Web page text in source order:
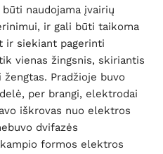
naudojama įvairių
ir gali būti taikoma
ir siekiant pagerinti
vienas žingsnis, skiriantis
Pradžioje buvo
per brangi, elektrodai
iškrovas nuo elektros
dvifazės
formos elektros